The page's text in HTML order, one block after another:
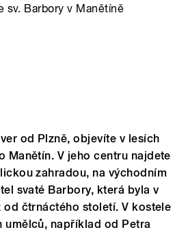
sv. Barbory v Manětíně
od Plzně, objevíte v lesích
Manětín. V jeho centru najdete
zahradou, na východním
svaté Barbory, která byla v
od čtrnáctého století. V kostele
umělců, například od Petra